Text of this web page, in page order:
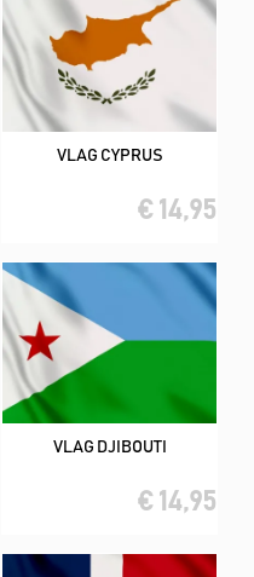
VLAG CYPRUS
€ 14,95
VLAG DJIBOUTI
€ 14,95